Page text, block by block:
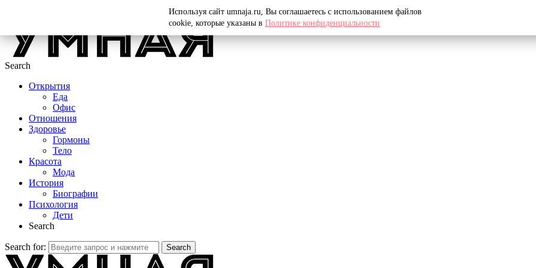
Search
Открытия
Еда
Офис
Отношения
Здоровье
Гормоны
Тело
Красота
Мода
История
Биографии
Психология
Дети
Search
Search for: Search
Используя сайт umnaja.ru, Вы соглашаетесь с использованием файлов
cookie, которые указаны в Политике конфиденциальности